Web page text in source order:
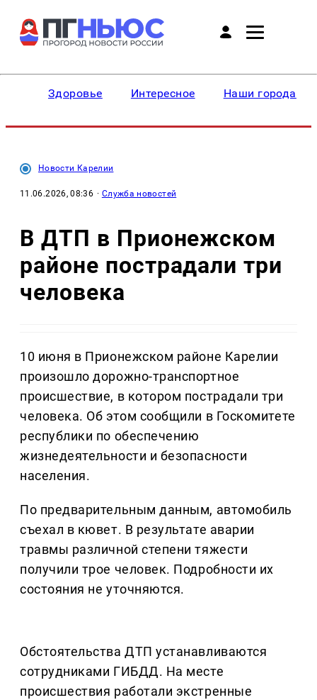
Здоровье Интересное Наши города
Новости Карелии
11.06.2026, 08:36 · Служба новостей
В ДТП в Прионежском
районе пострадали три
человека
10 июня в Прионежском районе Карелии
произошло дорожно-транспортное
происшествие, в котором пострадали три
человека. Об этом сообщили в Госкомитете
республики по обеспечению
жизнедеятельности и безопасности
населения.
По предварительным данным, автомобиль
съехал в кювет. В результате аварии
травмы различной степени тяжести
получили трое человек. Подробности их
состояния не уточняются.
Обстоятельства ДТП устанавливаются
сотрудниками ГИБДД. На месте
происшествия работали экстренные